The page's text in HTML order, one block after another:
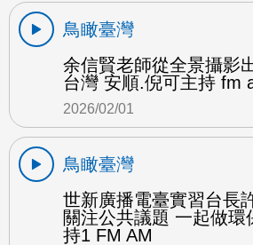
鳥瞰臺灣
余信賢老師從全景攝影
台灣 安順.倪可主持 fm
2026/02/01
鳥瞰臺灣
世新廣播電臺實習台長
關注公共議題 一起做環
持1 FM AM